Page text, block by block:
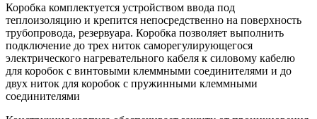
Коробка комплектуется устройством ввода под
теплоизоляцию и крепится непосредственно на поверхность
трубопровода, резервуара. Коробка позволяет выполнить
подключение до трех ниток саморегулирующегося
электрического нагревательного кабеля к силовому кабелю
для коробок с винтовыми клеммными соединителями и до
двух ниток для коробок с пружинными клеммными
соединителями